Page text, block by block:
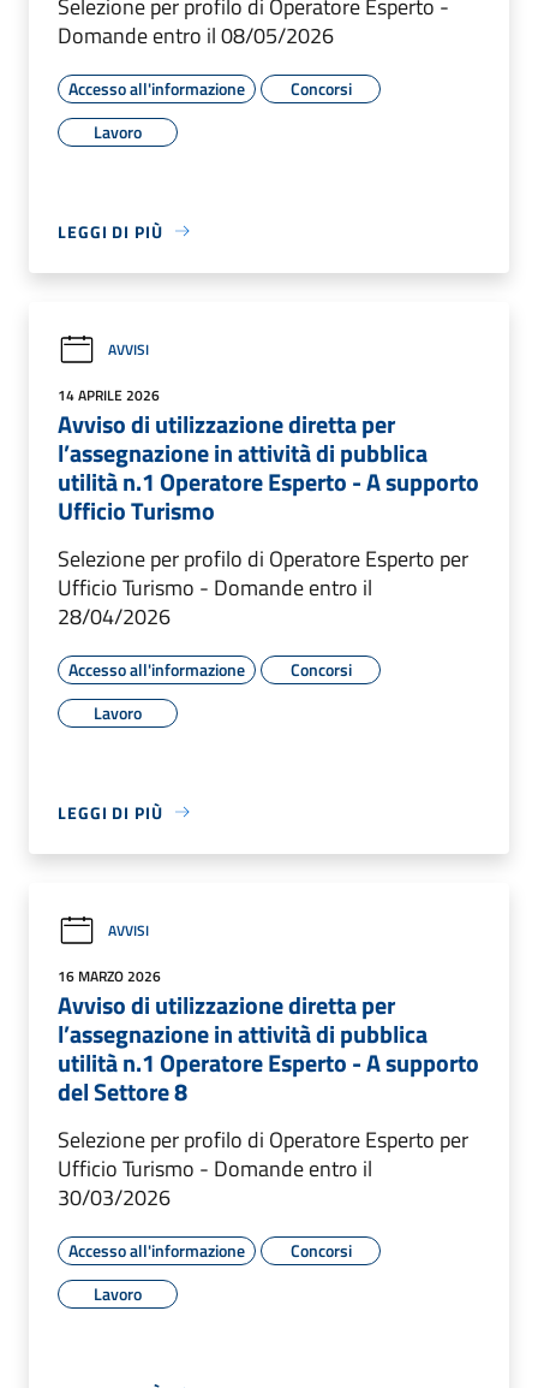
Domande entro il 08/05/2026
Accesso all'informazione
Concorsi
Lavoro
LEGGI DI PIÙ
AVVISI
14 APRILE 2026
Avviso di utilizzazione diretta per
l’assegnazione in attività di pubblica
utilità n.1 Operatore Esperto - A supporto
Ufficio Turismo
Selezione per profilo di Operatore Esperto per
Ufficio Turismo - Domande entro il
28/04/2026
Accesso all'informazione
Concorsi
Lavoro
LEGGI DI PIÙ
AVVISI
16 MARZO 2026
Avviso di utilizzazione diretta per
l’assegnazione in attività di pubblica
utilità n.1 Operatore Esperto - A supporto
del Settore 8
Selezione per profilo di Operatore Esperto per
Ufficio Turismo - Domande entro il
30/03/2026
Accesso all'informazione
Concorsi
Lavoro